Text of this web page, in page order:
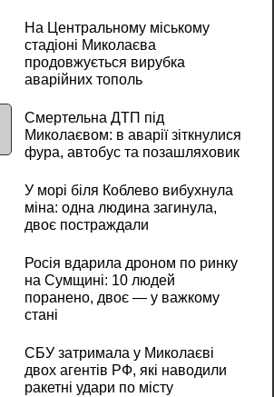
На Центральному міському
стадіоні Миколаєва
продовжується вирубка
аварійних тополь
Смертельна ДТП під
Миколаєвом: в аварії зіткнулися
фура, автобус та позашляховик
У морі біля Коблево вибухнула
міна: одна людина загинула,
двоє постраждали
Росія вдарила дроном по ринку
на Сумщині: 10 людей
поранено, двоє — у важкому
стані
СБУ затримала у Миколаєві
двох агентів РФ, які наводили
ракетні удари по місту